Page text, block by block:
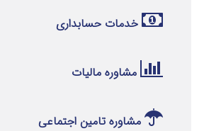
خدمات حسابداری
مشاوره مالیات
مشاوره تامین اجتماعی